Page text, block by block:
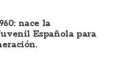
nace la
Española para